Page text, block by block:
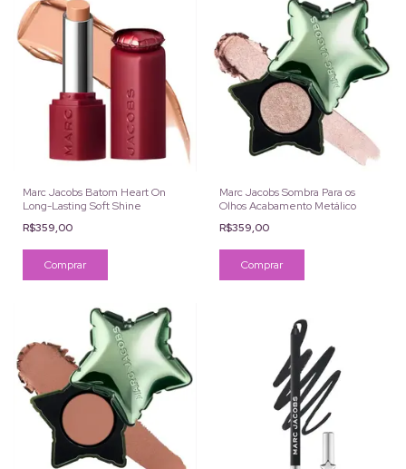
Marc Jacobs Batom Heart On
Long-Lasting Soft Shine
R$359,00
Comprar
Marc Jacobs Sombra Para os
Olhos Acabamento Metálico
R$359,00
Comprar